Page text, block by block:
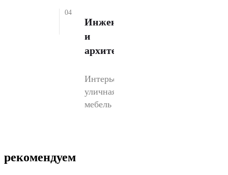
04
Инженерии
и
архитектуре
Интерьеры,
уличная
мебель
рекомендуем